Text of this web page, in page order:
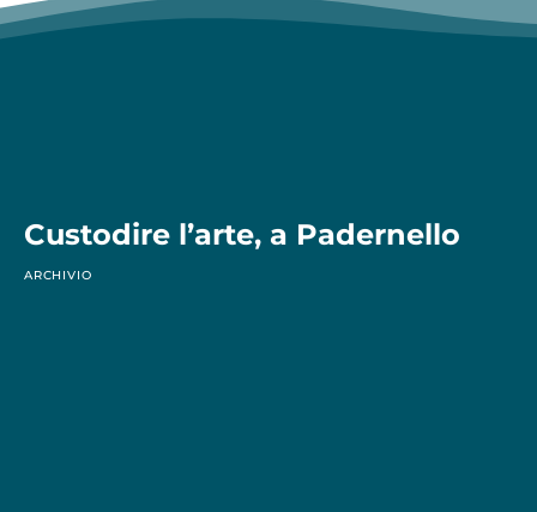
Custodire l’arte, a Padernello
ARCHIVIO